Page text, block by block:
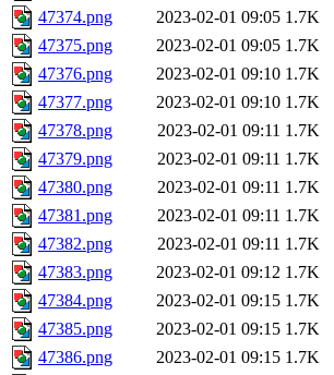
47374.png
2023-02-01 09:05 1.7K
47375.png
2023-02-01 09:05 1.7K
47376.png
2023-02-01 09:10 1.7K
47377.png
2023-02-01 09:10 1.7K
47378.png
2023-02-01 09:11 1.7K
47379.png
2023-02-01 09:11 1.7K
47380.png
2023-02-01 09:11 1.7K
47381.png
2023-02-01 09:11 1.7K
47382.png
2023-02-01 09:11 1.7K
47383.png
2023-02-01 09:12 1.7K
47384.png
2023-02-01 09:15 1.7K
47385.png
2023-02-01 09:15 1.7K
47386.png
2023-02-01 09:15 1.7K